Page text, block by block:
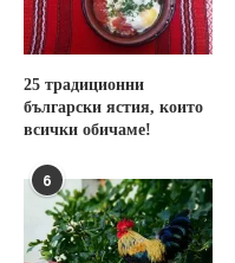
25 традиционни
български ястия, които
всички обичаме!
6